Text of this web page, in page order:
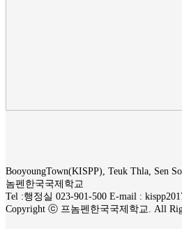
BooyoungTown(KISPP), Teuk Thla, Sen
놈펜한국국제학교
Tel :행정실 023-901-500 E-mail :
Copyright ⓒ 프놈펜한국국제학교. All